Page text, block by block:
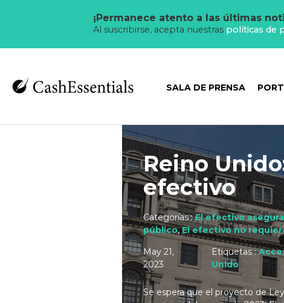
¡Permanece atento a las últimas
Al suscribirse, acepta nuestras políticas de
SALA DE PRENSA
Reino
efectivo
Categorías :El efectivo
público,El efectivo no
May 21,
2023
Etiquetas :
Unido
Se espera que el proyecto de